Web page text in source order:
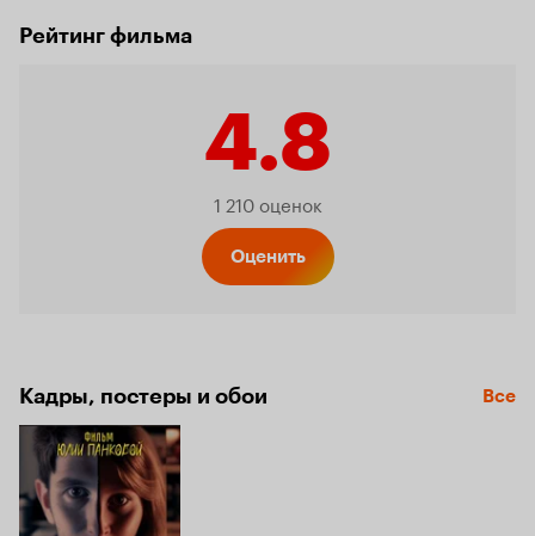
Рейтинг фильма
4.8
Рейтинг
4.8
1 210 оценок
Оценить
Кадры, постеры и обои Все